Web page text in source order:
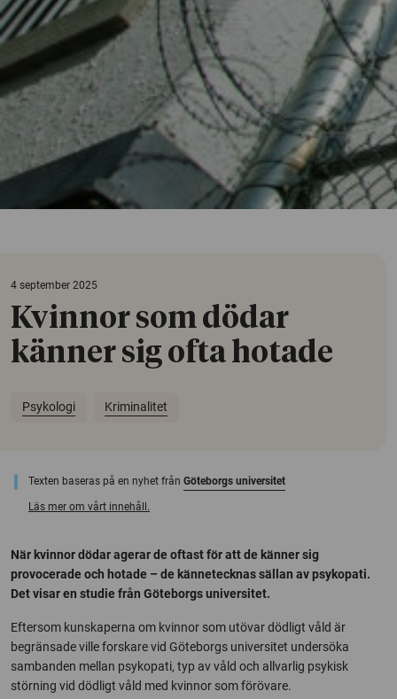
4 september 2025
Kvinnor som dödar
känner sig ofta hotade
Psykologi Kriminalitet
Texten baseras på en nyhet från Göteborgs universitet
Läs mer om vårt innehåll.
När kvinnor dödar agerar de oftast för att de känner sig
provocerade och hotade – de kännetecknas sällan av psykopati.
Det visar en studie från Göteborgs universitet.
Eftersom kunskaperna om kvinnor som utövar dödligt våld är
begränsade ville forskare vid Göteborgs universitet undersöka
sambanden mellan psykopati, typ av våld och allvarlig psykisk
störning vid dödligt våld med kvinnor som förövare.